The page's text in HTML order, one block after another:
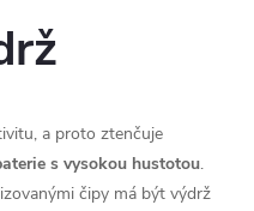
a proto ztenčuje
s vysokou hustotou.
čipy má být výdrž